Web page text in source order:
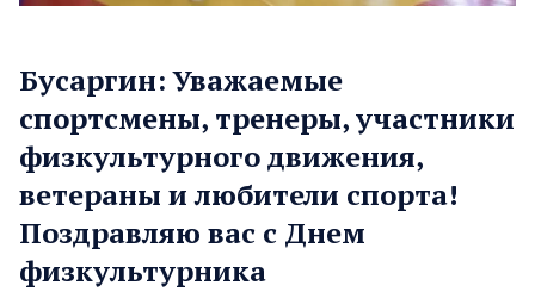
Бусаргин: Уважаемые
спортсмены, тренеры, участники
физкультурного движения,
ветераны и любители спорта!
Поздравляю вас с Днем
физкультурника